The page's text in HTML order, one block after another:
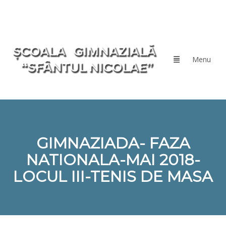
GIMNAZIADA- FAZA
NATIONALA-MAI 2018-
LOCUL III-TENIS DE MASA